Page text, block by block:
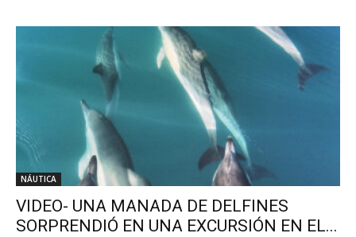
NÁUTICA
VIDEO- UNA MANADA DE DELFINES
SORPRENDIÓ EN UNA EXCURSIÓN EN EL...